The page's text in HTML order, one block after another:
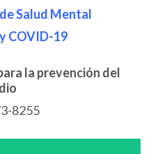
Salud Mental
COVID-19
la prevención del
8255